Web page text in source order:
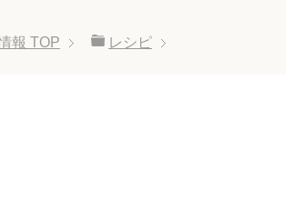
報 TOP レシピ